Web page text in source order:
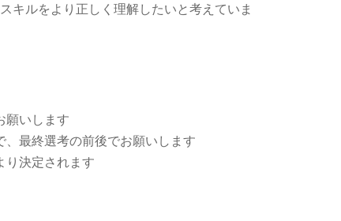
キルをより正しく理解したいと考えていま
願いします
最終選考の前後でお願いします
り決定されます